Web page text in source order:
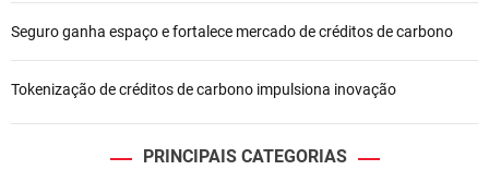
Seguro ganha espaço e fortalece mercado de créditos de carbono
Tokenização de créditos de carbono impulsiona inovação
PRINCIPAIS CATEGORIAS